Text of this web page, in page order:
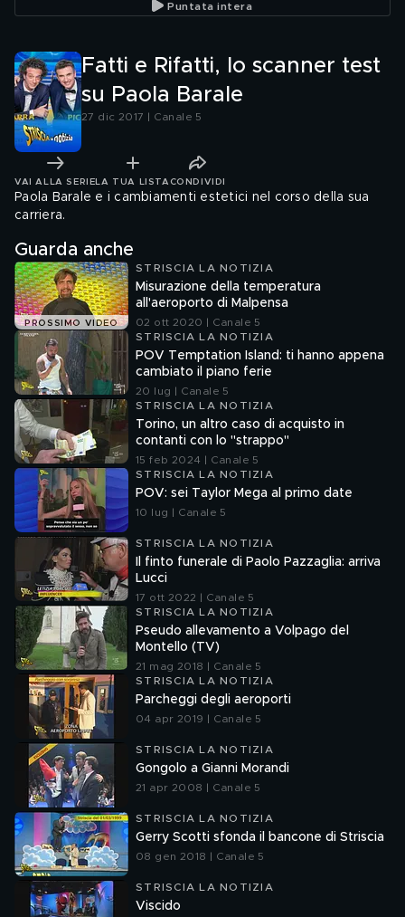
Puntata intera
Fatti e Rifatti, lo scanner test
su Paola Barale
27 dic 2017 | Canale 5
VAI ALLA SERIE LA TUA LISTA CONDIVIDI
Paola Barale e i cambiamenti estetici nel corso della sua
carriera.
Guarda anche
PROSSIMO VIDEO
STRISCIA LA NOTIZIA
Misurazione della temperatura
all'aeroporto di Malpensa
02 ott 2020 | Canale 5
STRISCIA LA NOTIZIA
POV Temptation Island: ti hanno appena
cambiato il piano ferie
20 lug | Canale 5
STRISCIA LA NOTIZIA
Torino, un altro caso di acquisto in
contanti con lo "strappo"
15 feb 2024 | Canale 5
STRISCIA LA NOTIZIA
POV: sei Taylor Mega al primo date
10 lug | Canale 5
STRISCIA LA NOTIZIA
Il finto funerale di Paolo Pazzaglia: arriva
Lucci
17 ott 2022 | Canale 5
STRISCIA LA NOTIZIA
Pseudo allevamento a Volpago del
Montello (TV)
21 mag 2018 | Canale 5
STRISCIA LA NOTIZIA
Parcheggi degli aeroporti
04 apr 2019 | Canale 5
STRISCIA LA NOTIZIA
Gongolo a Gianni Morandi
21 apr 2008 | Canale 5
STRISCIA LA NOTIZIA
Gerry Scotti sfonda il bancone di Striscia
08 gen 2018 | Canale 5
STRISCIA LA NOTIZIA
Viscido